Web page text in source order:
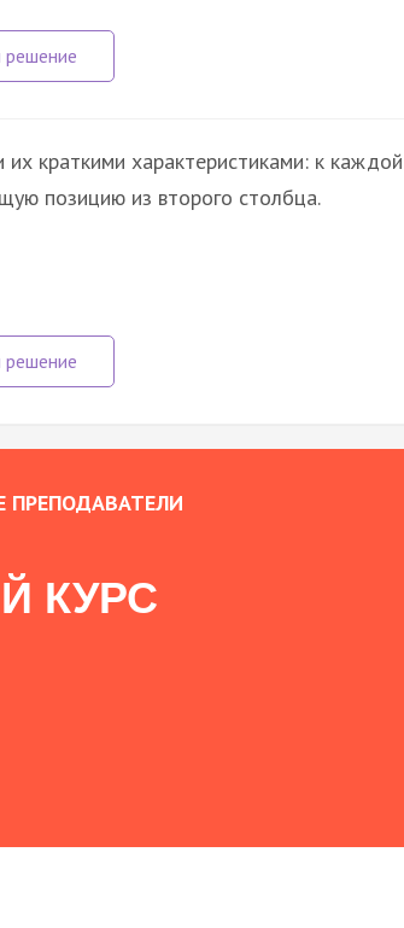
краткими характеристиками: к каждой
позицию из второго столбца.
ПРЕПОДАВАТЕЛИ
КУРС